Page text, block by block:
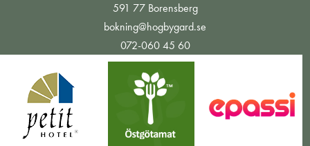
591 77 Borensberg
bokning@hogbygard.se
072-060 45 60